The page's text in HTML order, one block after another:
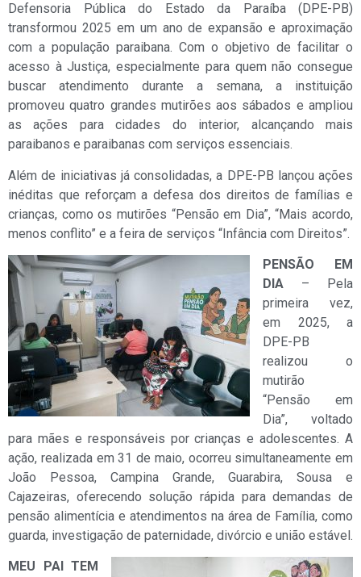
Defensoria Pública do Estado da Paraíba (DPE-PB)
transformou 2025 em um ano de expansão e aproximação
com a população paraibana. Com o objetivo de facilitar o
acesso à Justiça, especialmente para quem não consegue
buscar atendimento durante a semana, a instituição
promoveu quatro grandes mutirões aos sábados e ampliou
as ações para cidades do interior, alcançando mais
paraibanos e paraibanas com serviços essenciais.
Além de iniciativas já consolidadas, a DPE-PB lançou ações
inéditas que reforçam a defesa dos direitos de famílias e
crianças, como os mutirões “Pensão em Dia”, “Mais acordo,
menos conflito” e a feira de serviços “Infância com Direitos”.
PENSÃO EM
DIA – Pela
primeira vez,
em 2025, a
DPE-PB
realizou o
mutirão
“Pensão em
Dia”, voltado
para mães e responsáveis por crianças e adolescentes. A
ação, realizada em 31 de maio, ocorreu simultaneamente em
João Pessoa, Campina Grande, Guarabira, Sousa e
Cajazeiras, oferecendo solução rápida para demandas de
pensão alimentícia e atendimentos na área de Família, como
guarda, investigação de paternidade, divórcio e união estável.
MEU PAI TEM